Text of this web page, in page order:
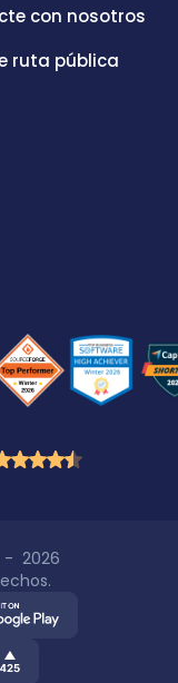
con nosotros
ruta pública
- 2026